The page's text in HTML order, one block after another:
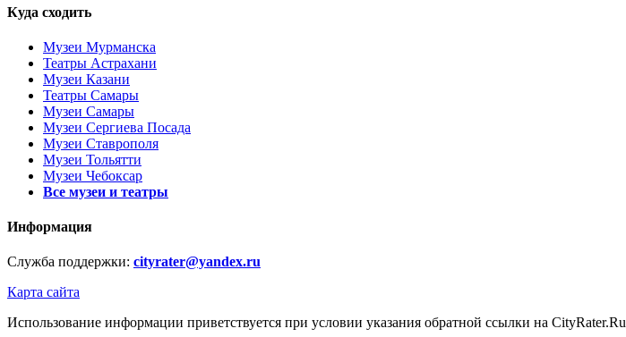
Куда сходить
Музеи Мурманска
Театры Астрахани
Музеи Казани
Театры Самары
Музеи Самары
Музеи Сергиева Посада
Музеи Ставрополя
Музеи Тольятти
Музеи Чебоксар
Все музеи и театры
Информация
Служба поддержки: cityrater@yandex.ru
Карта сайта
Использование информации приветствуется при условии указания обратной ссылки на CityRater.Ru